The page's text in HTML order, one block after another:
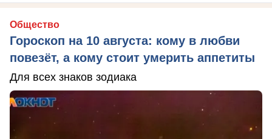
Общество
Гороскоп на 10 августа: кому в любви
повезёт, а кому стоит умерить аппетиты
Для всех знаков зодиака